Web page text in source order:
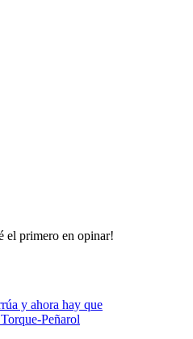
el primero en opinar!